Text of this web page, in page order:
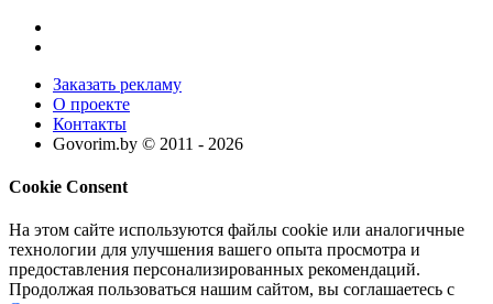
Заказать рекламу
О проекте
Контакты
Govorim.by © 2011 - 2026
Cookie Consent
На этом сайте используются файлы cookie или аналогичные
технологии для улучшения вашего опыта просмотра и
предоставления персонализированных рекомендаций.
Продолжая пользоваться нашим сайтом, вы соглашаетесь с